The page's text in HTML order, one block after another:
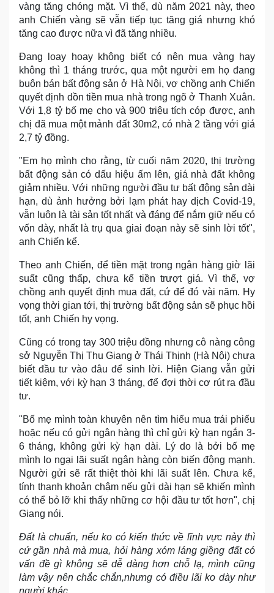
vàng tăng chóng mặt. Vì thế, dù năm 2021 này, theo
anh Chiến vàng sẽ vẫn tiếp tục tăng giá nhưng khó
tăng cao được nữa vì đã tăng nhiều.
Đang loay hoay không biết có nên mua vàng hay
không thì 1 tháng trước, qua một người em họ đang
buôn bán bất động sản ở Hà Nội, vợ chồng anh Chiến
quyết định dồn tiền mua nhà trong ngõ ở Thanh Xuân.
Với 1,8 tỷ bố mẹ cho và 900 triệu tích cóp được, anh
chị đã mua một mảnh đất 30m2, có nhà 2 tầng với giá
2,7 tỷ đồng.
"Em họ mình cho rằng, từ cuối năm 2020, thị trường
bất động sản có dấu hiệu ấm lên, giá nhà đất không
giảm nhiều. Với những người đầu tư bất động sản dài
hạn, dù ảnh hưởng bởi lạm phát hay dịch Covid-19,
vẫn luôn là tài sản tốt nhất và đáng để nắm giữ nếu có
vốn dày, nhất là trụ qua giai đoạn này sẽ sinh lời tốt",
anh Chiến kể.
Theo anh Chiến, để tiền mặt trong ngân hàng giờ lãi
suất cũng thấp, chưa kể tiền trượt giá. Vì thế, vợ
chồng anh quyết định mua đất, cứ để đó vài năm. Hy
vọng thời gian tới, thị trường bất động sản sẽ phục hồi
tốt, anh Chiến hy vọng.
Cũng có trong tay 300 triệu đồng nhưng cô nàng công
sở Nguyễn Thị Thu Giang ở Thái Thịnh (Hà Nội) chưa
biết đầu tư vào đâu để sinh lời. Hiện Giang vẫn gửi
tiết kiệm, với kỳ hạn 3 tháng, để đợi thời cơ rút ra đầu
tư.
"Bố mẹ mình toàn khuyên nên tìm hiểu mua trái phiếu
hoặc nếu có gửi ngân hàng thì chỉ gửi kỳ hạn ngắn 3-
6 tháng, không gửi kỳ hạn dài. Lý do là bởi bố mẹ
mình lo ngại lãi suất ngân hàng còn biến động mạnh.
Người gửi sẽ rất thiệt thòi khi lãi suất lên. Chưa kể,
tính thanh khoản chậm nếu gửi dài hạn sẽ khiến mình
có thể bỏ lỡ khi thấy những cơ hội đầu tư tốt hơn", chị
Giang nói.
Đất là chuẩn, nếu ko có kiến thức về lĩnh vực này thì
cứ gần nhà mà mua, hỏi hàng xóm láng giềng đất có
vấn đề gì không sẽ dễ dàng hơn chỗ lạ, mình cũng
làm vậy nên chắc chắn,nhưng có điều lãi ko dày như
người khác.